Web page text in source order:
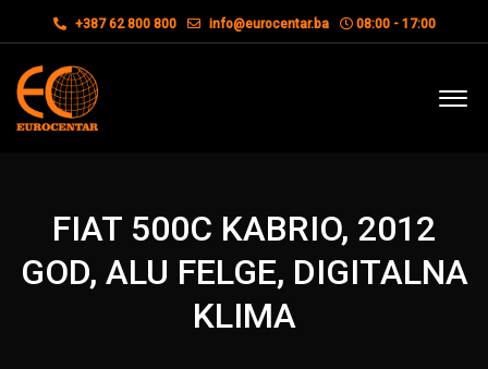
+387 62 800 800 info@eurocentar.ba 08:00 - 17:00
FIAT 500C KABRIO, 2012
GOD, ALU FELGE, DIGITALNA
KLIMA